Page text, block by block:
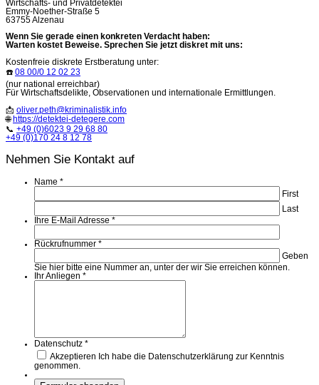
Wirtschafts- und Privatdetektei
Emmy-Noether-Straße 5
63755 Alzenau
Wenn Sie gerade einen konkreten Verdacht haben:
Warten kostet Beweise. Sprechen Sie jetzt diskret mit uns:
Kostenfreie diskrete Erstberatung unter:
☎️ 08 00/0 12 02 23
(nur national erreichbar)
Für Wirtschaftsdelikte, Observationen und internationale Ermittlungen.
📩 oliver.peth@kriminalistik.info
🌐 https://detektei-detegere.com
📞 +49 (0)6023 9 29 68 80
+49 (0)170 24 8 12 78
Nehmen Sie Kontakt auf
Name *
First
Last
Ihre E-Mail Adresse *
Rückrufnummer *
Geben
Sie hier bitte eine Nummer an, unter der wir Sie erreichen können.
Ihr Anliegen *
Datenschutz *
Akzeptieren Ich habe die Datenschutzerklärung zur Kenntnis
genommen.